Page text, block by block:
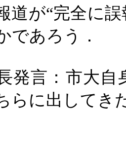
道が“完全に
であろう．
発言：市大
らに出してき